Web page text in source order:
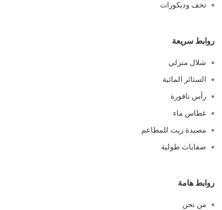
تحف وديكورات
روابط سريعة
شلال منزلي
الستائر المائية
رأس نافورة
غطاس ماء
مصيدة زيت للمطاعم
صفايات طولية
روابط هامة
من نحن